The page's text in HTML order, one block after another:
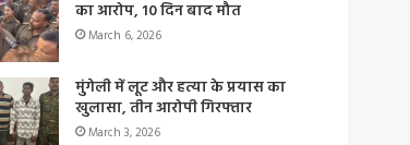
का आरोप, 10 दिन बाद मौत
March 6, 2026
मुंगेली में लूट और हत्या के प्रयास का
खुलासा, तीन आरोपी गिरफ्तार
March 3, 2026